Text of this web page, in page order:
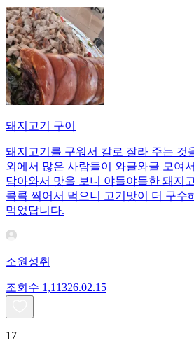
돼지고기 구이
돼지고기를 구워서 칼로 잘라 주는 것
외에서 많은 사람들이 와글와글 모여
담아와서 맛을 보니 야들야들한 돼지
콕콕 찍어서 먹으니 고기맛이 더 구수
먹었답니다.
소원성취
조회수 1,11326.02.15
17